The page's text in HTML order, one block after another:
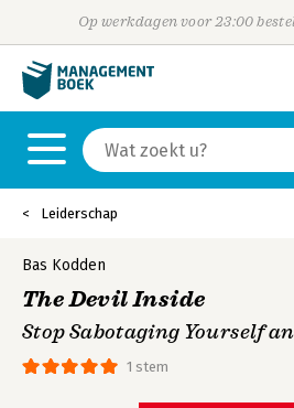
Op werkdagen voor 23:00
Leiderschap
1 stem
Bas Kodden
The Devil Inside
Stop Sabotaging Yourself